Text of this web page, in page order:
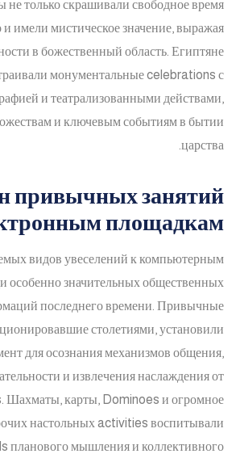
не только скрашивали свободное время
и имели мистическое значение, выражая
в божественный область. Египтяне
монументальные celebrations с
и театрализованными действами,
и ключевым событиям в бытии
царства.
привычных занятий
площадкам
видов увеселений к компьютерным
особенно значительных общественных
последнего времени. Привычные
столетиями, установили
для осознания механизмов общения,
и извлечения наслаждения от
Шахматы, карты, Dominoes и огромное
настольных activities воспитывали
планового мышления и коллективного